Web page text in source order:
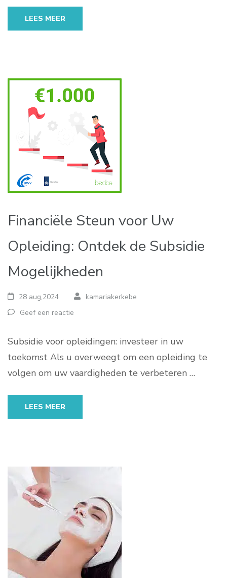
LEES MEER
Financiële Steun voor Uw
Opleiding: Ontdek de Subsidie
Mogelijkheden
28 aug,2024
kamariakerkebe
Geef een reactie
Subsidie voor opleidingen: investeer in uw
toekomst Als u overweegt om een opleiding te
volgen om uw vaardigheden te verbeteren …
LEES MEER